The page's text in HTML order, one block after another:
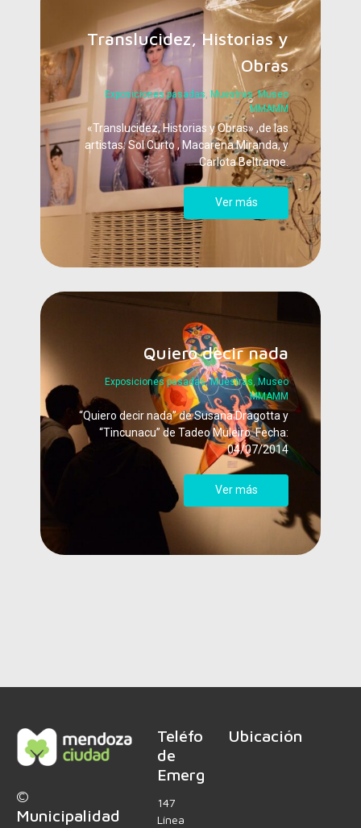
Translucidez, Historias y
Obras
Exposiciones pasadas, Muestras,Museo
MMAMM
«Translucidez, Historias y Obras» ,de las
artistas: Sol Curto , Macarena Miranda, y
Carlota Beltrame.
Ver más
Quiero decir nada
Exposiciones pasadas,Muestras, Museo
MMAMM
“Quiero decir nada” de Susana Dragotta y
“Tincunacu” de Tadeo Muleiro. Fecha:
04/07/2014
Ver más
©
Municipalidad
Teléfonos
de
Emergencia
147
Línea
Ubicación